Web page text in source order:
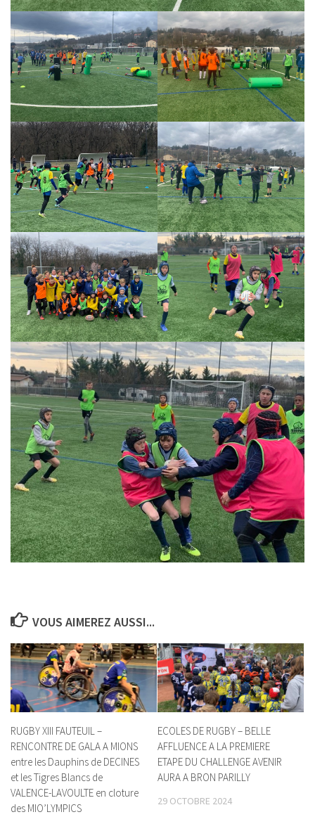
VOUS AIMEREZ AUSSI...
RUGBY XIII FAUTEUIL –
RENCONTRE DE GALA A MIONS
entre les Dauphins de DECINES
et les Tigres Blancs de
VALENCE-LAVOULTE en cloture
des MIO’LYMPICS
ECOLES DE RUGBY – BELLE
AFFLUENCE A LA PREMIERE
ETAPE DU CHALLENGE AVENIR
AURA A BRON PARILLY
29 OCTOBRE 2024